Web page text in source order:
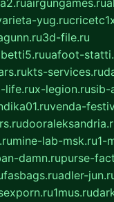
airgungames.ru
yug.ru
3d-file.ru
uafoot-
kts-services.ru
life.rux-legion.rusib-
venda-
mine-lab-msk.ru1-
damn.rupurse-
fasbags.ruadler-
1mus.ru